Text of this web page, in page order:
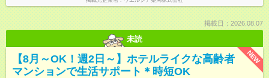
掲載日：2026.08.07
未読
NEW
【8月～OK！週2日～】ホテルライクな高齢者
マンションで生活サポート＊時短OK